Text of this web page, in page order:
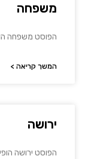
משפחה
הפוסט משפחה
המשך קריאה >
ירושה
הפוסט ירושה